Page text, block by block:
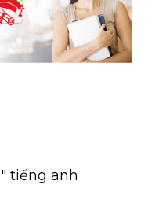
tiếng anh